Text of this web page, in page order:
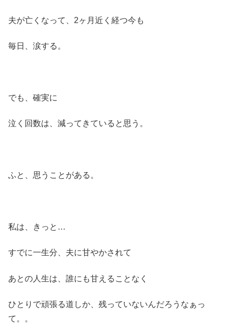
夫が亡くなって、2ヶ月近く経つ今も
毎日、涙する。
でも、確実に
泣く回数は、減ってきていると思う。
ふと、思うことがある。
私は、きっと…
すでに一生分、夫に甘やかされて
あとの人生は、誰にも甘えることなく
ひとりで頑張る道しか、残っていないんだろうなぁっ
て。。